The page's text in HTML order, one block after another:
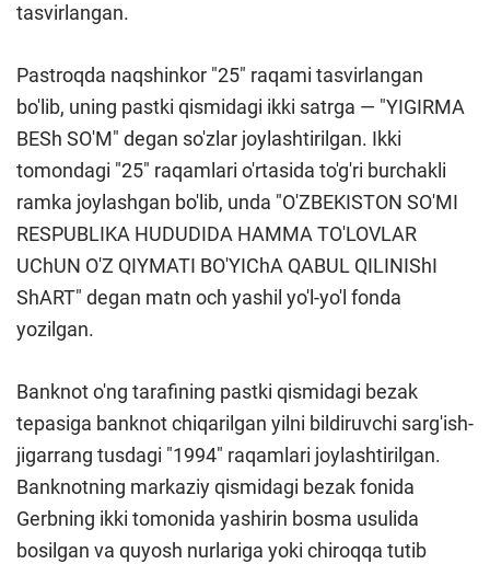
tasvirlangan.
Pastroqda naqshinkor "25" raqami tasvirlangan
bo'lib, uning pastki qismidagi ikki satrga — "YIGIRMA
BESh SO'M" degan so'zlar joylashtirilgan. Ikki
tomondagi "25" raqamlari o'rtasida to'g'ri burchakli
ramka joylashgan bo'lib, unda "O'ZBEKISTON SO'MI
RESPUBLIKA HUDUDIDA HAMMA TO'LOVLAR
UChUN O'Z QIYMATI BO'YIChA QABUL QILINIShI
ShART" degan matn och yashil yo'l-yo'l fonda
yozilgan.
Banknot o'ng tarafining pastki qismidagi bezak
tepasiga banknot chiqarilgan yilni bildiruvchi sarg'ish-
jigarrang tusdagi "1994" raqamlari joylashtirilgan.
Banknotning markaziy qismidagi bezak fonida
Gerbning ikki tomonida yashirin bosma usulida
bosilgan va quyosh nurlariga yoki chiroqqa tutib